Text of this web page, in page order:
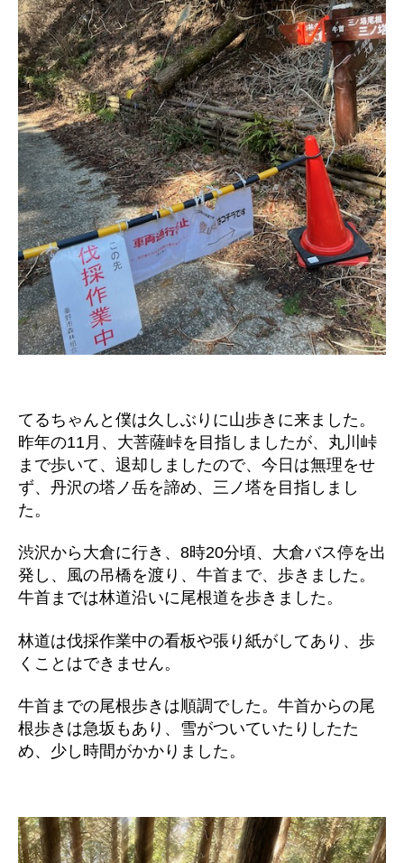
てるちゃんと僕は久しぶりに山歩きに来ました。
昨年の11月、大菩薩峠を目指しましたが、丸川峠
まで歩いて、退却しましたので、今日は無理をせ
ず、丹沢の塔ノ岳を諦め、三ノ塔を目指しまし
た。
渋沢から大倉に行き、8時20分頃、大倉バス停を出
発し、風の吊橋を渡り、牛首まで、歩きました。
牛首までは林道沿いに尾根道を歩きました。
林道は伐採作業中の看板や張り紙がしてあり、歩
くことはできません。
牛首までの尾根歩きは順調でした。牛首からの尾
根歩きは急坂もあり、雪がついていたりしたた
め、少し時間がかかりました。